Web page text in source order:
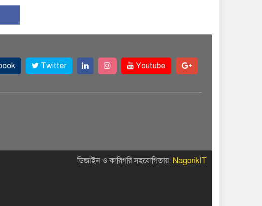
সফলতার স্বপ্ন বুনছেন
রাজবাড়ীর
বালিয়াকান্দিতে দুই খাল
আকাশ মাহমুদকে
মারধর: মামলার এক
Twitter Youtube
ডিজাইন ও কারিগরি সহযোগিতায়: NagorikIT